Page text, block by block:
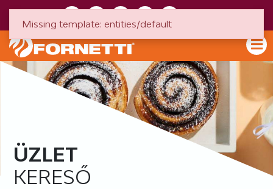
ÜZLET
KERESŐ
Missing template: entities/default